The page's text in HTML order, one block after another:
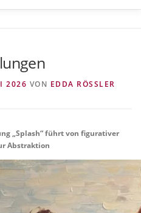
2026 VON EDDA RÖSSLER
„Splash“ führt von figurativer
Abstraktion